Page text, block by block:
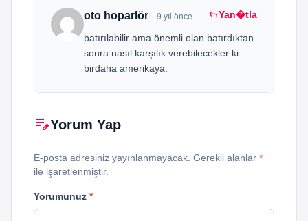
oto hoparlör 9 yıl önce replyYan�tla
batırılabilir ama önemli olan batırdıktan
sonra nasıl karşılık verebilecekler ki
birdaha amerikaya.
edit_noteYorum Yap
E-posta adresiniz yayınlanmayacak. Gerekli alanlar *
ile işaretlenmiştir.
Yorumunuz *